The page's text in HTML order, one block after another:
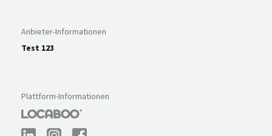
Anbieter-Informationen
Test 123
Plattform-Informationen